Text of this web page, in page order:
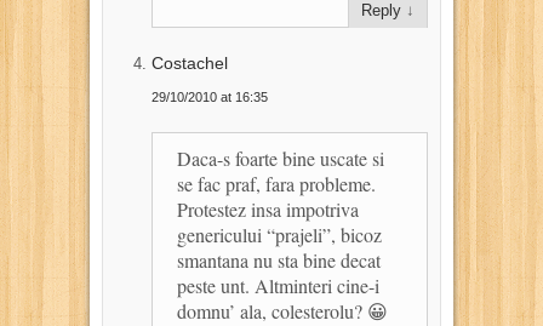
Reply ↓
Costachel
29/10/2010 at 16:35
Daca-s foarte bine uscate si
se fac praf, fara probleme.
Protestez insa impotriva
genericului “prajeli”, bicoz
smantana nu sta bine decat
peste unt. Altminteri cine-i
domnu’ ala, colesterolu? 😀